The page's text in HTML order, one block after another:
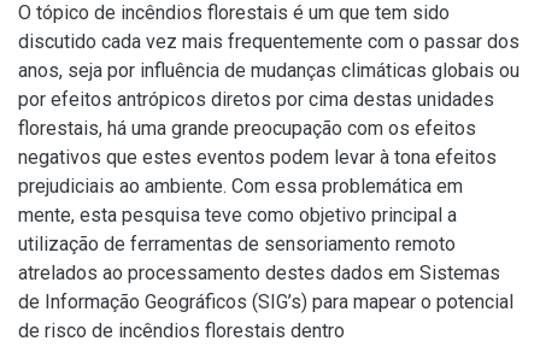
O tópico de incêndios florestais é um que tem sido
discutido cada vez mais frequentemente com o passar dos
anos, seja por influência de mudanças climáticas globais ou
por efeitos antrópicos diretos por cima destas unidades
florestais, há uma grande preocupação com os efeitos
negativos que estes eventos podem levar à tona efeitos
prejudiciais ao ambiente. Com essa problemática em
mente, esta pesquisa teve como objetivo principal a
utilização de ferramentas de sensoriamento remoto
atrelados ao processamento destes dados em Sistemas
de Informação Geográficos (SIG’s) para mapear o potencial
de risco de incêndios florestais dentro